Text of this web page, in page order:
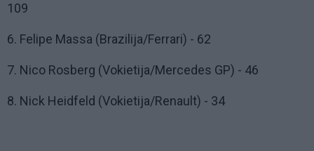
109
6. Felipe Massa (Brazilija/Ferrari) - 62
7. Nico Rosberg (Vokietija/Mercedes GP) - 46
8. Nick Heidfeld (Vokietija/Renault) - 34